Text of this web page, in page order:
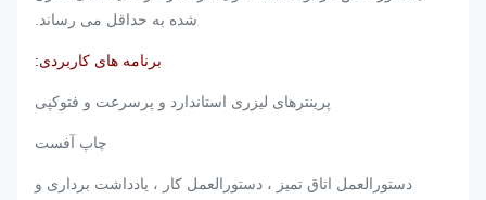
شده به حداقل می رساند.
برنامه های کاربردی:
پرینترهای لیزری استاندارد و پرسرعت و فتوکپی
چاپ آفست
دستورالعمل اتاق تمیز ، دستورالعمل کار ، یادداشت برداری و